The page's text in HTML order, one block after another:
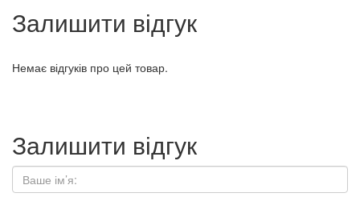
Залишити відгук
Немає відгуків про цей товар.
Залишити відгук